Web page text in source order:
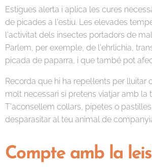
Estigues alerta i aplica les cures
de picades a l'estiu. Les elevades
l'activitat dels insectes portadors de
Parlem, per exemple, de l'ehrlichia,
picada de paparra, i que també pot
Recorda que hi ha repel·lents per lluitar
molt necessari si pretens viatjar amb la
T'aconsellem collars, pipetes o
desparasitar al teu animal de
Compte amb la